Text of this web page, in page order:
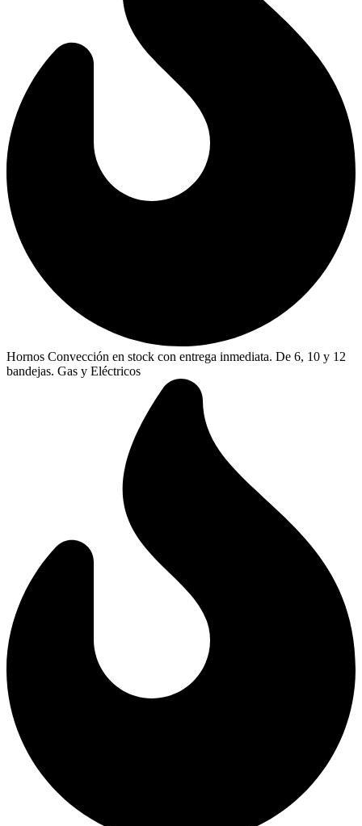
Hornos Convección en stock con entrega inmediata. De 6, 10 y 12
bandejas. Gas y Eléctricos